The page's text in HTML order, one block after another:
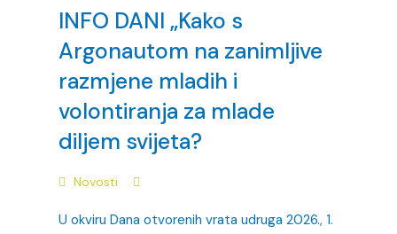
INFO DANI „Kako s
Argonautom na zanimljive
razmjene mladih i
volontiranja za mlade
diljem svijeta?
Novosti
U okviru Dana otvorenih vrata udruga 2026., 1.